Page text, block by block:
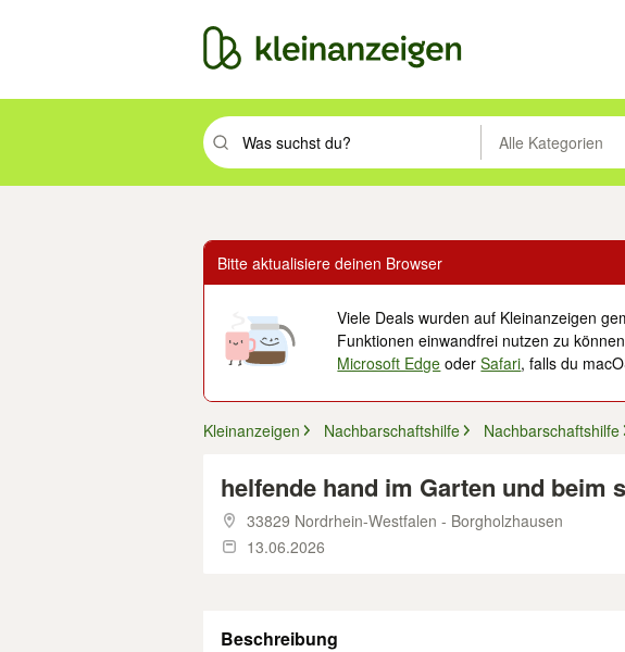
Suchbegriff eingeben. Eingabetaste drücken um zu suchen,
Alle Kategorien
Bitte aktualisiere deinen Browser
Viele Deals wurden auf Kleinanzeigen
Funktionen einwandfrei nutzen zu
Microsoft Edge oderSafari, falls du
Kleinanzeigen Nachbarschaftshilfe Nachbarschaftshilfe
helfende hand im Garten und beim
33829 Nordrhein-Westfalen - Borgholzhausen
13.06.2026
Beschreibung